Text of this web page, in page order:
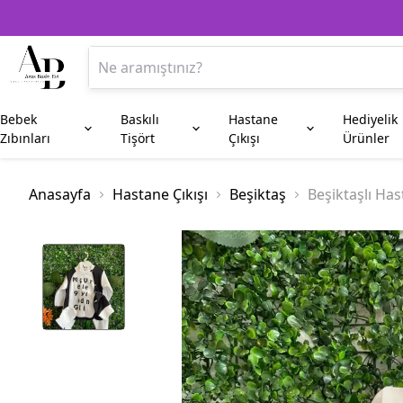
Bebek
Zıbınları
Anne Baba
Amca Hala
Enişte Sünnet
Baskılı
Tişört
Aile Kombin
Hastane
Çıkışı
Beşiktaş Fenerbahçe
Hediyelik
Ürünler
Kupa Bardak Plaket
Anneye Hediyeler
Anasayfa Hastane Çıkışı Beşiktaş Beşiktaşlı